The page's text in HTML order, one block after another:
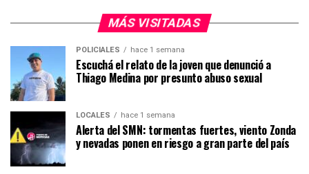
MÁS VISITADAS
POLICIALES hace 1 semana
Escuchá el relato de la joven que denunció a
Thiago Medina por presunto abuso sexual
LOCALES hace 1 semana
Alerta del SMN: tormentas fuertes, viento Zonda
y nevadas ponen en riesgo a gran parte del país